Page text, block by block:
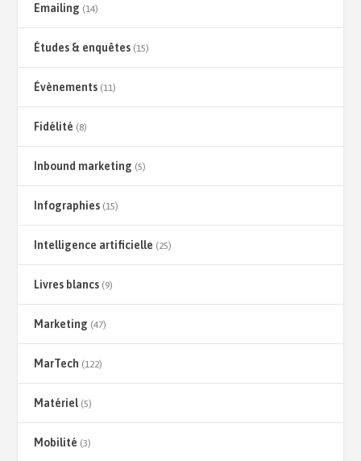
Emailing (14)
Études & enquêtes (15)
Évènements (11)
Fidélité (8)
Inbound marketing (5)
Infographies (15)
Intelligence artificielle (25)
Livres blancs (9)
Marketing (47)
MarTech (122)
Matériel(5)
Mobilité (3)